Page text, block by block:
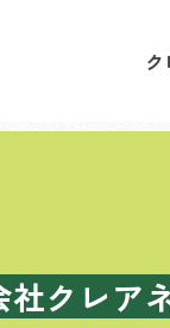
社クレア